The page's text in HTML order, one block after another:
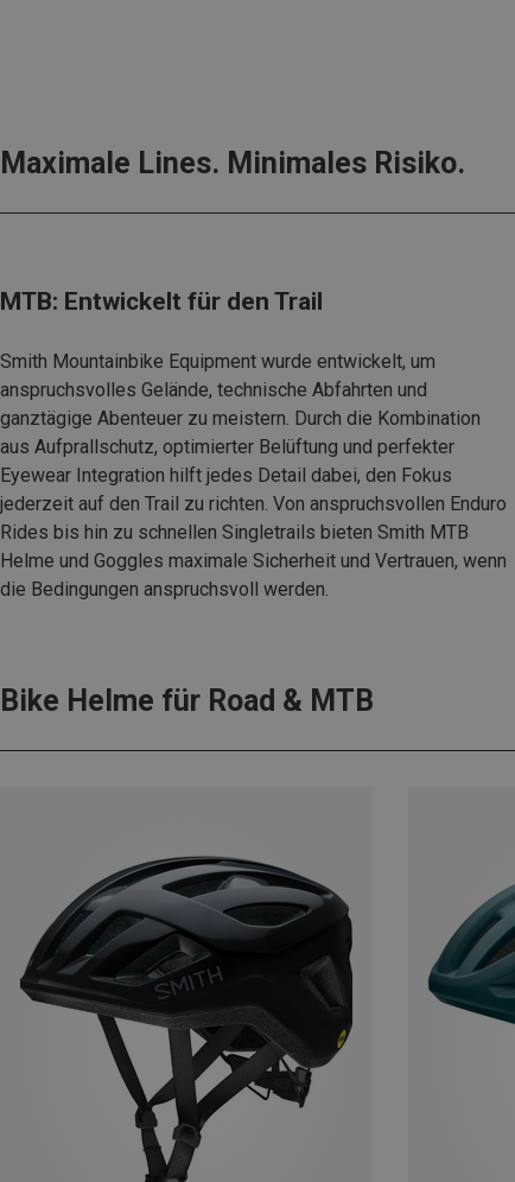
Maximale Lines. Minimales Risiko.
MTB: Entwickelt für den Trail
Smith Mountainbike Equipment wurde entwickelt, um
anspruchsvolles Gelände, technische Abfahrten und
ganztägige Abenteuer zu meistern. Durch die Kombination
aus Aufprallschutz, optimierter Belüftung und perfekter
Eyewear Integration hilft jedes Detail dabei, den Fokus
jederzeit auf den Trail zu richten. Von anspruchsvollen Enduro
Rides bis hin zu schnellen Singletrails bieten Smith MTB
Helme und Goggles maximale Sicherheit und Vertrauen, wenn
die Bedingungen anspruchsvoll werden.
Bike Helme für Road & MTB